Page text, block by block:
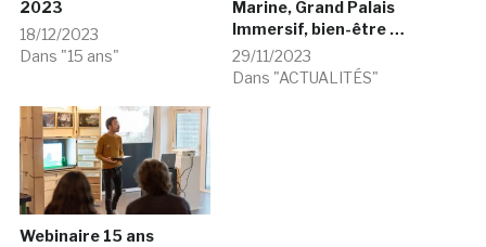
2023
18/12/2023
Dans "15 ans"
Marine, Grand Palais
Immersif, bien-être …
29/11/2023
Dans "ACTUALITÉS"
Webinaire 15 ans